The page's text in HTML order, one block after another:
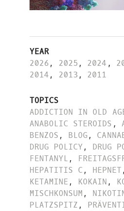
YEAR
2026, 2025, 2024 ,
2014, 2013, 2011
TOPICS
ADDICTION IN OLD
ANABOLIC STEROIDS ,
BENZOS , BLOG,
DRUG POLICY, DRUG
FENTANYL,
HEPATITIS C, HEPNET,
KETAMINE, KOKAIN,
MISCHKONSUM,
PLATZSPITZ,